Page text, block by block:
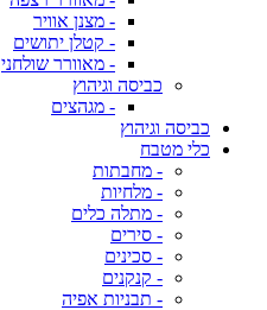
- מצנן אוויר
- קטלן יתושים
- מאוורר שולחני
כביסה וגיהוץ
- מגהצים
כביסה וגיהוץ
כלי מטבח
- מחבתות
- מלחיות
- מתלה כלים
- סירים
- סכינים
- קנקנים
- תבניות אפיה